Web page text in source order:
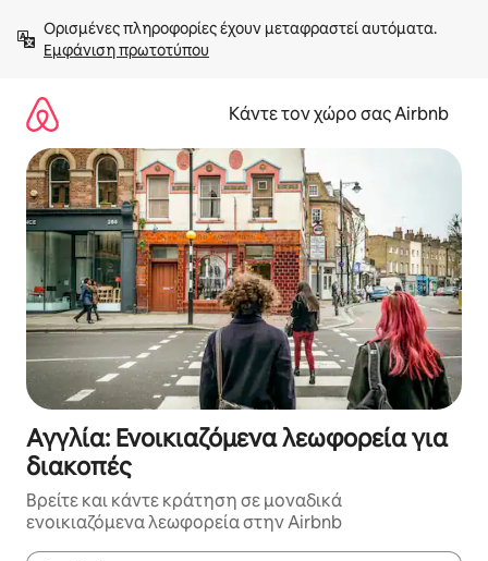
στο
περιεχόμενοΕμφάνιση πρωτοτύπου
Κάντε τον χώρο σας Airbnb
Αγγλία: Ενοικιαζόμενα λεωφορεία για
διακοπές
Βρείτε και κάντε κράτηση σε μοναδικά
ενοικιαζόμενα λεωφορεία στην Airbnb